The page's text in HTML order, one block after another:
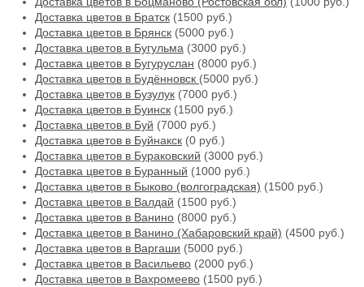
Доставка цветов в Братск (1500 руб.)
Доставка цветов в Брянск (5000 руб.)
Доставка цветов в Бугульма (3000 руб.)
Доставка цветов в Бугуруслан (8000 руб.)
Доставка цветов в Будённовск (5000 руб.)
Доставка цветов в Бузулук (7000 руб.)
Доставка цветов в Буинск (1500 руб.)
Доставка цветов в Буй (7000 руб.)
Доставка цветов в Буйнакск (0 руб.)
Доставка цветов в Бураковский (3000 руб.)
Доставка цветов в Буранный (1000 руб.)
Доставка цветов в Быково (волгоградская) (1500 руб.)
Доставка цветов в Валдай (1500 руб.)
Доставка цветов в Ванино (8000 руб.)
Доставка цветов в Ванино (Хабаровский край) (4500 руб.)
Доставка цветов в Варгаши (5000 руб.)
Доставка цветов в Васильево (2000 руб.)
Доставка цветов в Вахромеево (1500 руб.)